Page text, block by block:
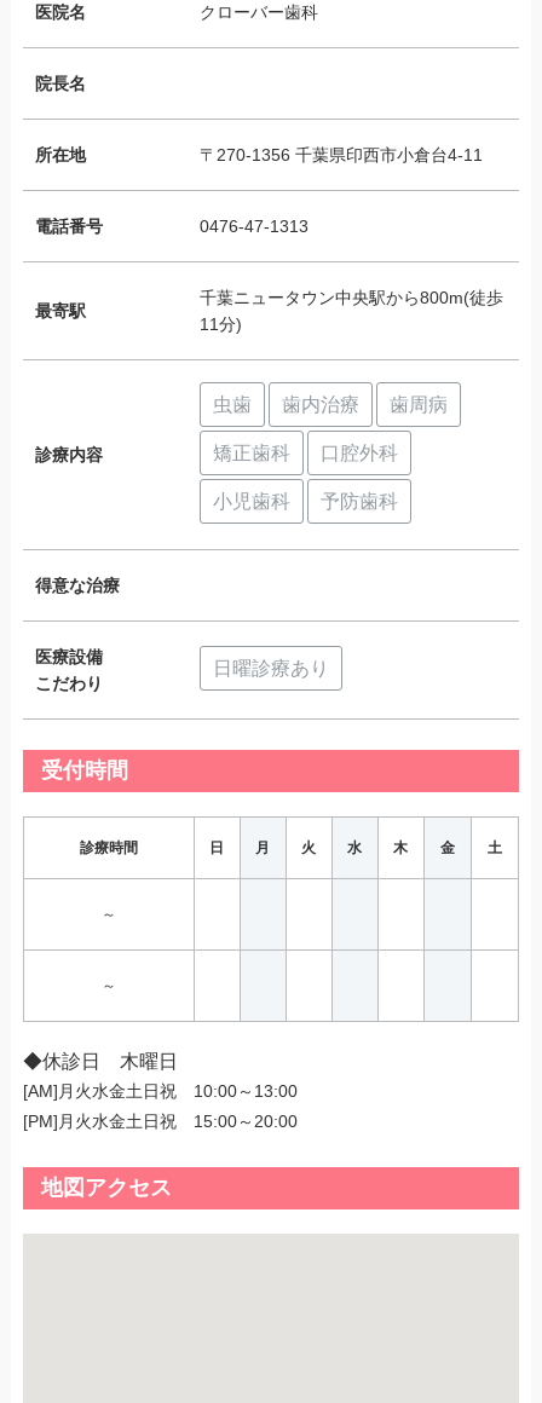
医院名 クローバー歯科
院長名
所在地 〒270-1356 千葉県印西市小倉台4-11
電話番号 0476-47-1313
最寄駅
千葉ニュータウン中央駅から800m(徒歩
11分)
診療内容
虫歯 歯内治療 歯周病
矯正歯科 口腔外科
小児歯科 予防歯科
得意な治療
医療設備
こだわり
日曜診療あり
受付時間
診療時間 日 月 火 水 木 金 土
～
～
◆休診日 木曜日
[AM]月火水金土日祝 10:00～13:00
[PM]月火水金土日祝 15:00～20:00
地図アクセス